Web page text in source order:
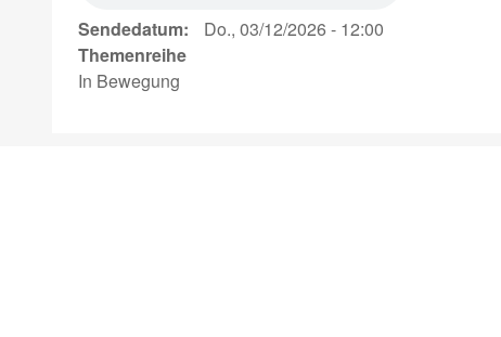
Sendedatum
Do., 03/12/2026 - 12:00
Themenreihe
In Bewegung